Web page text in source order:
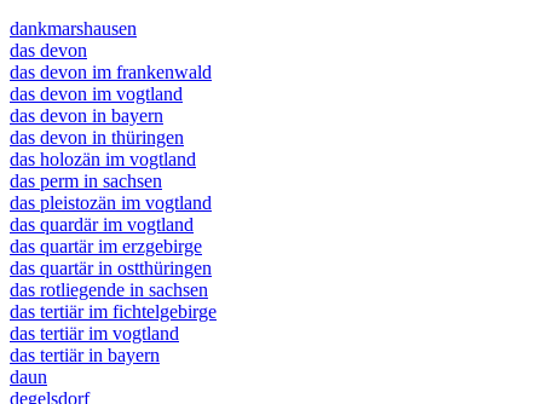
dankmarshausen
das devon
das devon im frankenwald
das devon im vogtland
das devon in bayern
das devon in thüringen
das holozän im vogtland
das perm in sachsen
das pleistozän im vogtland
das quardär im vogtland
das quartär im erzgebirge
das quartär in ostthüringen
das rotliegende in sachsen
das tertiär im fichtelgebirge
das tertiär im vogtland
das tertiär in bayern
daun
degelsdorf